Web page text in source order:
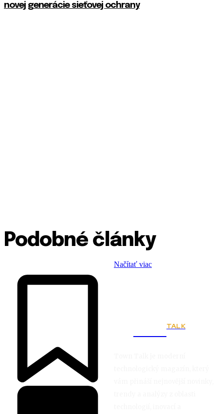
novej generácie sieťovej ochrany
Podobné články
Načítať viac
TALK